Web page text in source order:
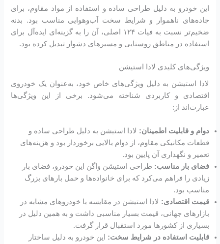
این خودرو به دلیل طراحی ساده و استفاده از مواد مقاوم، برای
جاده‌های ناهموار و شرایط سخت آب‌وهوایی مناسب بود. بدنه
ضخیم‌تر نسبت به فیات ۱۲۴ اصلی، آن را به گزینه‌ای ایده‌آل برای
استفاده در مناطق روستایی و مسیرهای دشوار تبدیل کرده بود.
ویژگی‌های کلیدی لادا استیشن
لادا استیشن به دلیل ویژگی‌های خاص خود، به‌عنوان یک خودروی
اقتصادی و کاربردی شناخته می‌شود. برخی از این ویژگی‌ها
عبارت‌اند از:
دوام و قابلیت اطمینان: لادا استیشن به دلیل طراحی ساده و
قطعات مکانیکی مقاوم، از دوام بالایی برخوردار بود و هزینه‌های
تعمیر و نگهداری آن پایین بود.
فضای بار مناسب: طراحی استیشن واگن این خودرو، فضای بار
زیادی را فراهم می‌کرد که برای خانواده‌ها و حمل بارهای بزرگ
مناسب بود.
قیمت اقتصادی: لادا استیشن در مقایسه با خودروهای مشابه در
بازارهای جهانی، قیمت بسیار مناسبی داشت و به همین دلیل در
بسیاری از کشورها مورد استقبال قرار گرفت.
قابلیت استفاده در شرایط سخت: این خودرو به دلیل ساختار